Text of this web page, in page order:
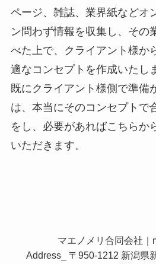
ページ、雑誌、業界紙などオ
ン問わず情報を収集し、その
べた上で、クライアント様か
適なコンセプトを作成いたし
既にクライアント様側で準備
は、本当にそのコンセプトで
をし、必要があればこちらか
いただきます。
マエノメリ合同会社｜
Address_ 〒950-1212 新潟県